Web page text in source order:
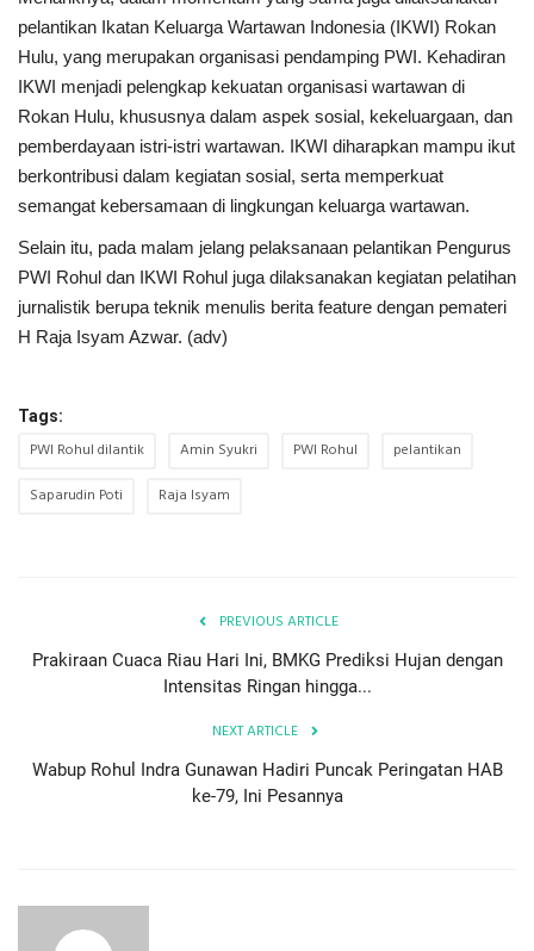
pelantikan Ikatan Keluarga Wartawan Indonesia (IKWI) Rokan
Hulu, yang merupakan organisasi pendamping PWI. Kehadiran
IKWI menjadi pelengkap kekuatan organisasi wartawan di
Rokan Hulu, khususnya dalam aspek sosial, kekeluargaan, dan
pemberdayaan istri-istri wartawan. IKWI diharapkan mampu ikut
berkontribusi dalam kegiatan sosial, serta memperkuat
semangat kebersamaan di lingkungan keluarga wartawan.
Selain itu, pada malam jelang pelaksanaan pelantikan Pengurus
PWI Rohul dan IKWI Rohul juga dilaksanakan kegiatan pelatihan
jurnalistik berupa teknik menulis berita feature dengan pemateri
H Raja Isyam Azwar. (adv)
Tags:
PWI Rohul dilantik Amin Syukri PWI Rohul
pelantikan
Saparudin Poti
Raja Isyam
PREVIOUS ARTICLE
Prakiraan Cuaca Riau Hari Ini, BMKG Prediksi Hujan dengan
Intensitas Ringan hingga...
NEXT ARTICLE
Wabup Rohul Indra Gunawan Hadiri Puncak Peringatan HAB
ke-79, Ini Pesannya